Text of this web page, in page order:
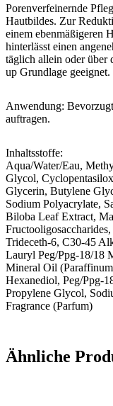
Porenverfeinernde
Hautbildes. Zur
einem ebenmäßigeren
hinterlässt einen
täglich allein oder über
up Grundlage
Anwendung:
auftragen.
Inhaltsstoffe:
Aqua/Water/Eau,
Glycol,
Glycerin, Butylene
Sodium Polyacrylate,
Biloba Leaf Extract,
Trideceth-6, C30-45
Lauryl Peg/Ppg-18/18
Mineral Oil
Hexanediol, Peg/Ppg-
Propylene Glycol,
Fragrance (Parfum)
Ähnliche